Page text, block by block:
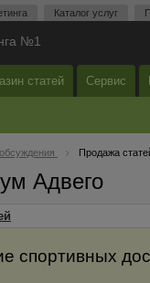
Каталог услуг
№1
статей Сервис
Продажа
Адвего
спортивных